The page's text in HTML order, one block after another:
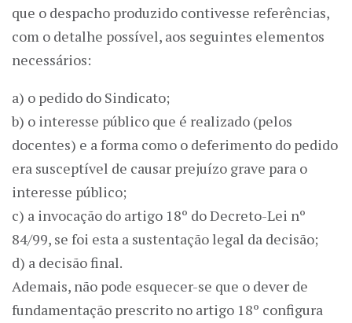
que o despacho produzido contivesse referências,
com o detalhe possível, aos seguintes elementos
necessários:
a) o pedido do Sindicato;
b) o interesse público que é realizado (pelos
docentes) e a forma como o deferimento do pedido
era susceptível de causar prejuízo grave para o
interesse público;
c) a invocação do artigo 18º do Decreto-Lei nº
84/99, se foi esta a sustentação legal da decisão;
d) a decisão final.
Ademais, não pode esquecer-se que o dever de
fundamentação prescrito no artigo 18º configura